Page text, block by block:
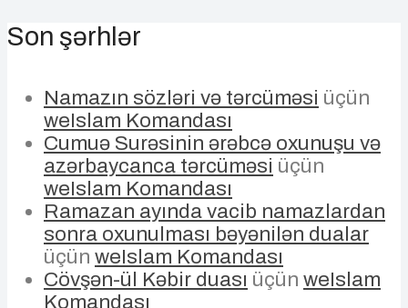
Son şərhlər
Namazın sözləri və tərcüməsi üçün
weIslam Komandası
Cumuə Surəsinin ərəbcə oxunuşu və
azərbaycanca tərcüməsi üçün
weIslam Komandası
Ramazan ayında vacib namazlardan
sonra oxunulması bəyənilən dualar
üçün weIslam Komandası
Cövşən-ül Kəbir duası üçün weIslam
Komandası